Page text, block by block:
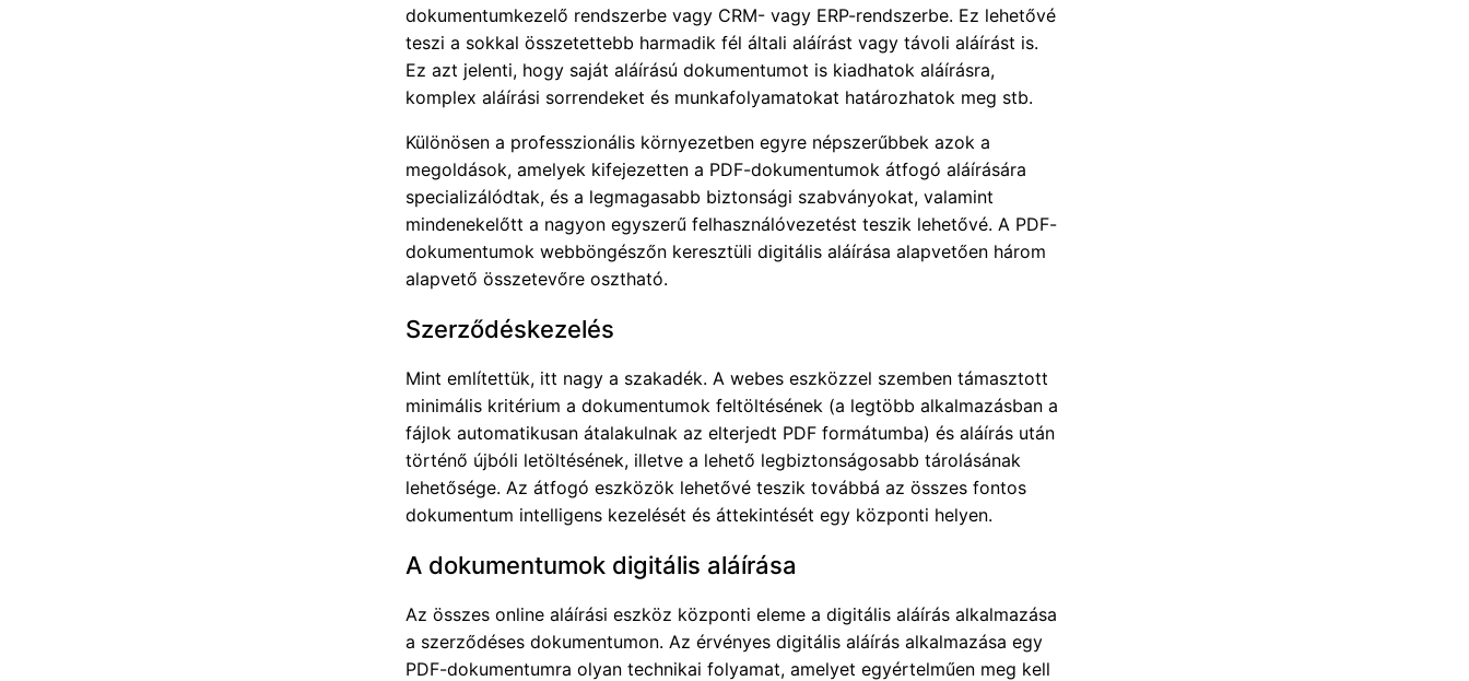
dokumentumkezelő rendszerbe vagy CRM- vagy ERP-rendszerbe. Ez lehetővé
teszi a sokkal összetettebb harmadik fél általi aláírást vagy távoli aláírást is.
Ez azt jelenti, hogy saját aláírású dokumentumot is kiadhatok aláírásra,
komplex aláírási sorrendeket és munkafolyamatokat határozhatok meg stb.
Különösen a professzionális környezetben egyre népszerűbbek azok a
megoldások, amelyek kifejezetten a PDF-dokumentumok átfogó aláírására
specializálódtak, és a legmagasabb biztonsági szabványokat, valamint
mindenekelőtt a nagyon egyszerű felhasználóvezetést teszik lehetővé. A PDF-
dokumentumok webböngészőn keresztüli digitális aláírása alapvetően három
alapvető összetevőre osztható.
Szerződéskezelés
Mint említettük, itt nagy a szakadék. A webes eszközzel szemben támasztott
minimális kritérium a dokumentumok feltöltésének (a legtöbb alkalmazásban a
fájlok automatikusan átalakulnak az elterjedt PDF formátumba) és aláírás után
történő újbóli letöltésének, illetve a lehető legbiztonságosabb tárolásának
lehetősége. Az átfogó eszközök lehetővé teszik továbbá az összes fontos
dokumentum intelligens kezelését és áttekintését egy központi helyen.
A dokumentumok digitális aláírása
Az összes online aláírási eszköz központi eleme a digitális aláírás alkalmazása
a szerződéses dokumentumon. Az érvényes digitális aláírás alkalmazása egy
PDF-dokumentumra olyan technikai folyamat, amelyet egyértelműen meg kell